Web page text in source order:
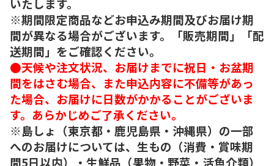
いたします。
※期間限定商品などお申込み期間及びお届け期
間が異なる場合がございます。「販売期間」「配
送期間」をご確認ください。
●天候や注文状況、お届けまでに祝日・お盆期
間をはさむ場合、また申込内容に不備等があっ
た場合、お届けに日数がかかることがございま
す。あらかじめご了承ください。
※島しょ（東京都・鹿児島県・沖縄県）の一部
へのお届けについては、生もの（消費・賞味期
間5日以内）・生鮮品（果物・野菜・活魚介類）